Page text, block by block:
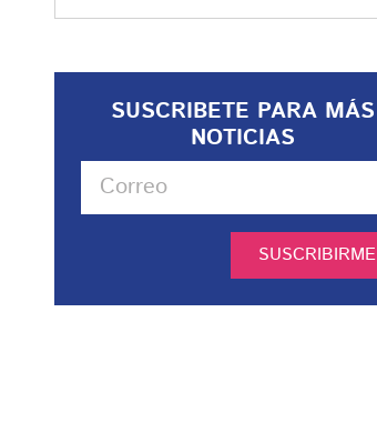
SUSCRIBETE PARA MÁS
NOTICIAS
SUSCRIBIRME